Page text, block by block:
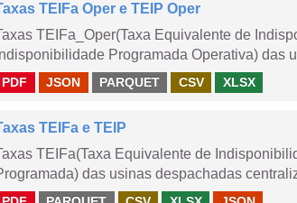
TEIFa Oper e TEIP Oper
TEIFa_Oper(Taxa Equivalente de
Indisponibilidade Programada Operativa) das
PDF JSON PARQUET CSV XLSX
TEIFa e TEIP
TEIFa(Taxa Equivalente de
das usinas despachadas